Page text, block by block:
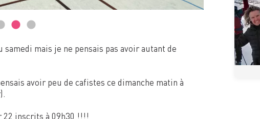
mais je ne pensais pas avoir autant de
avoir peu de cafistes ce dimanche matin à
22 inscrits à 09h30 !!!!